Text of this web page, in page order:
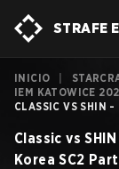
STRAFE
INICIO
IEM KATOWICE
CLASSIC VS SHIN
Classic vs SHIN
Korea SC2